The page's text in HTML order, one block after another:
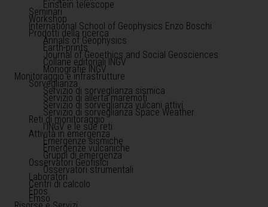
Einstein telescope
Seminari
Workshop
International School of Geophysics Enzo Boschi
Prodotti della ricerca
Annals of Geophysics
Earth-prints
Journal of Geoethics and Social Geosciences
Collane editoriali INGV
Monografie INGV
Monitoraggio e infrastrutture
Sorveglianza
Servizio di sorveglianza sismica
Servizio di allerta maremoti
Servizio di sorveglianza vulcani attivi
Servizio di sorveglianza Space Weather
Reti di monitoraggio
l'INGV e le sue reti
Attività in emergenza
Emergenze sismiche
Emergenze vulcaniche
Gruppi di emergenza
Osservatori Geofisici
Osservatori strumentali
Laboratori
Centri di calcolo
Epos
Emso